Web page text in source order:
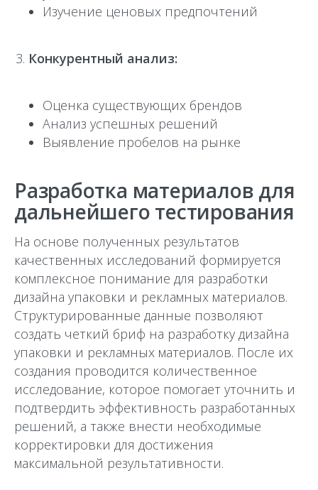
Изучение ценовых предпочтений
Конкурентный анализ:
Оценка существующих брендов
Анализ успешных решений
Выявление пробелов на рынке
Разработка материалов для
дальнейшего тестирования
На основе полученных результатов
качественных исследований формируется
комплексное понимание для разработки
дизайна упаковки и рекламных материалов.
Структурированные данные позволяют
создать четкий бриф на разработку дизайна
упаковки и рекламных материалов. После их
создания проводится количественное
исследование, которое помогает уточнить и
подтвердить эффективность разработанных
решений, а также внести необходимые
корректировки для достижения
максимальной результативности.